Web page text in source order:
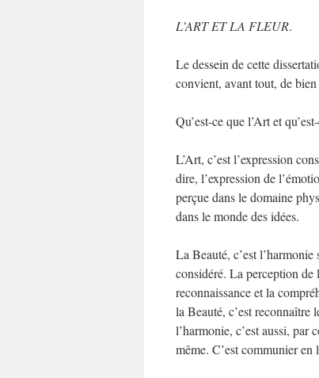
L’ART ET LA FLEUR.
Le dessein de cette
convient, avant tout, de
Qu’est-ce que l’Art et
L’Art, c’est l’expression
dire, l’expression de
perçue dans le domaine
dans le monde des idées.
La Beauté, c’est
considéré. La perception de
reconnaissance et la
la Beauté, c’est reconnaître
l’harmonie, c’est aussi, par
même. C’est communier en